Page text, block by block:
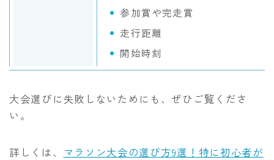
参加賞や完走賞
走行距離
開始時刻
大会選びに失敗しないためにも、ぜひご覧くださ
い。
詳しくは、
マラソン大会の選び方9選！特に初心者が